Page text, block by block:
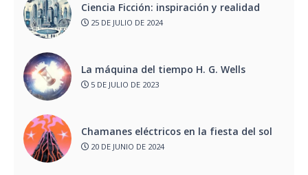
Ciencia Ficción: inspiración y realidad
25 DE JULIO DE 2024
La máquina del tiempo H. G. Wells
5 DE JULIO DE 2023
Chamanes eléctricos en la fiesta del sol
20 DE JUNIO DE 2024